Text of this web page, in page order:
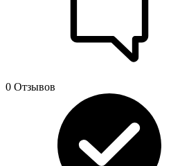
0 Отзывов